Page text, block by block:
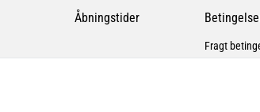
Åbningstider
Fragt